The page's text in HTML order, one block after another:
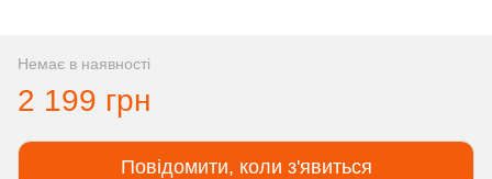
Немає в наявності
2 199 грн
Повідомити, коли з'явиться